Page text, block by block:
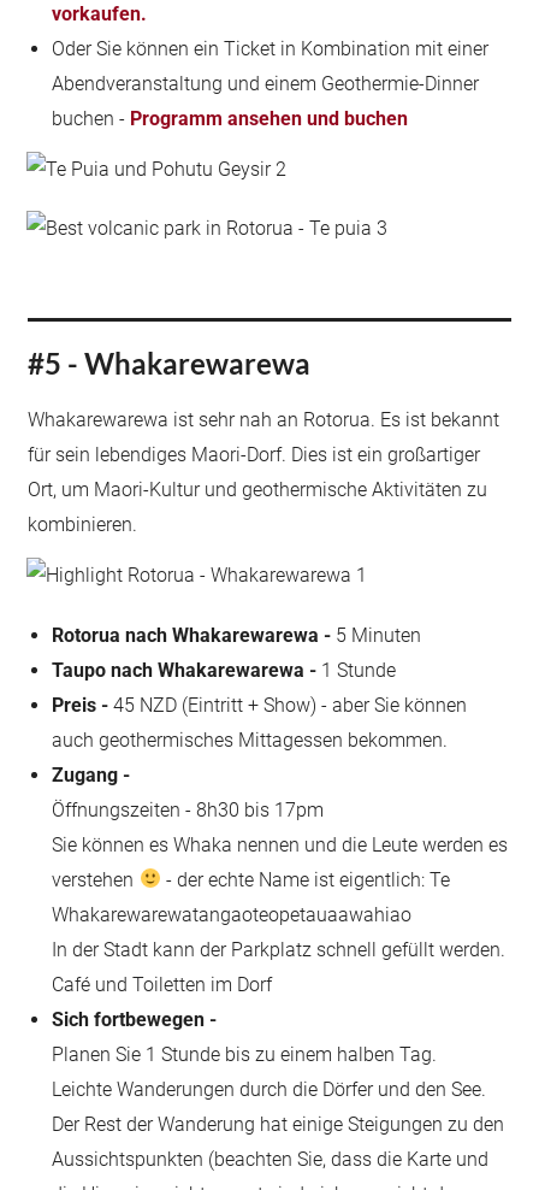
vorkaufen.
Oder Sie können ein Ticket in Kombination mit einer
Abendveranstaltung und einem Geothermie-Dinner
buchen - Programm ansehen und buchen
#5 - Whakarewarewa
Whakarewarewa ist sehr nah an Rotorua. Es ist bekannt
für sein lebendiges Maori-Dorf. Dies ist ein großartiger
Ort, um Maori-Kultur und geothermische Aktivitäten zu
kombinieren.
Rotorua nach Whakarewarewa - 5 Minuten
Taupo nach Whakarewarewa - 1 Stunde
Preis - 45 NZD (Eintritt + Show) - aber Sie können
auch geothermisches Mittagessen bekommen.
Zugang -
Öffnungszeiten - 8h30 bis 17pm
Sie können es Whaka nennen und die Leute werden es
verstehen
- der echte Name ist eigentlich: Te
Whakarewarewatangaoteopetauaawahiao
In der Stadt kann der Parkplatz schnell gefüllt werden.
Café und Toiletten im Dorf
Sich fortbewegen -
Planen Sie 1 Stunde bis zu einem halben Tag.
Leichte Wanderungen durch die Dörfer und den See.
Der Rest der Wanderung hat einige Steigungen zu den
Aussichtspunkten (beachten Sie, dass die Karte und